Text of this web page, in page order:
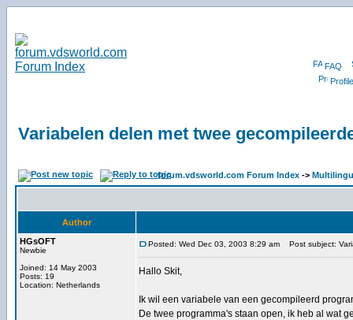
FAQ
Profile
Variabelen delen met twee
forum.vdsworld.com Forum Index ->
Author
HGsOFT
Newbie
Joined: 14 May 2003
Posts: 19
Location: Netherlands
Posted: Wed Dec 03, 2003 8:29 am Post subject:
Hallo Skit,
Ik wil een variabele van een gecompileerd
De twee programma's staan open, ik heb al wat